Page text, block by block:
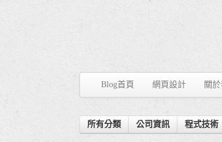
Blog首頁 網頁設計 關
所有分類 公司資訊 程式技術